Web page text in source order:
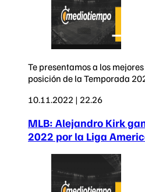
Te presentamos a los
posición de la Temporada
10.11.2022 | 22.26
MLB: Alejandro Kirk
2022 por la Liga